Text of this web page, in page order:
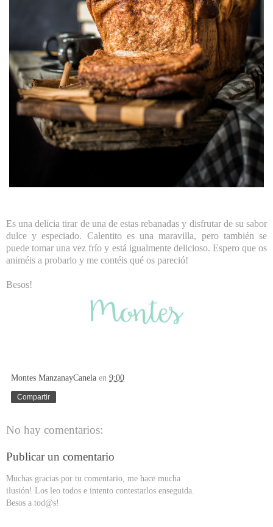
Es una delicia tirar de una de estas rebanadas y disfrutar de su sabor
dulce y especiado. Calentito es una maravilla, pero también se
puede tomar una vez frío y está igualmente delicioso. Espero que os
animéis a probarlo y me contéis qué os pareció!
Besos!
Montes ManzanayCanela en 9:00
Compartir
No hay comentarios:
Publicar un comentario
Muchas gracias por tu comentario, me hace mucha
ilusión! Los leo todos e intento contestarlos enseguida.
Besos a tod@s!